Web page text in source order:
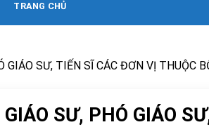
TRANG CHỦ
SƯ, TIẾN SĨ CÁC ĐƠN VỊ THUỘC
SƯ, PHÓ GIÁO